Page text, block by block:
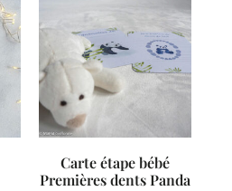
Carte étape bébé
Premières dents Panda